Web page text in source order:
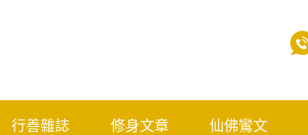
行善雜誌 修身文章 仙佛鸞文